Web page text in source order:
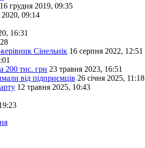
16 грудня 2019, 09:35
09:14
16:31
Сінельнік 16 серпня 2022, 12:51
200 тис. грн 23 травня 2023, 16:51
від підприємців 26 січня 2025, 11:18
12 травня 2025, 10:43